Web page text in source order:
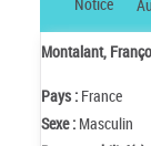
Montalant,
Pays : France
Sexe : Masculin